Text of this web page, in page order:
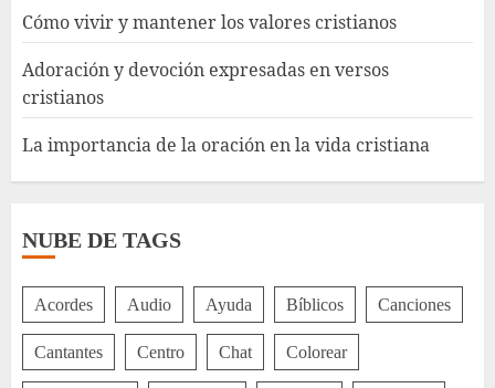
Cómo vivir y mantener los valores cristianos
Adoración y devoción expresadas en versos
cristianos
La importancia de la oración en la vida cristiana
NUBE DE TAGS
Acordes Audio Ayuda Bíblicos Canciones
Cantantes Centro Chat Colorear